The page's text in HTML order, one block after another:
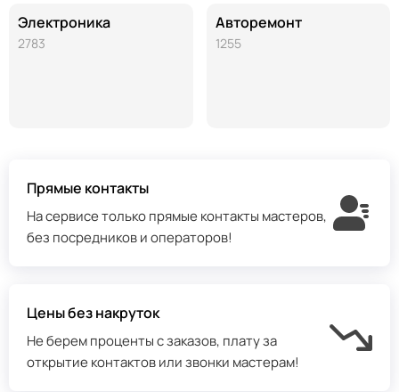
Электроника
2783
Авторемонт
1255
Прямые контакты
На сервисе только прямые контакты мастеров,
без посредников и операторов!
Цены без накруток
Не берем проценты с заказов, плату за
открытие контактов или звонки мастерам!